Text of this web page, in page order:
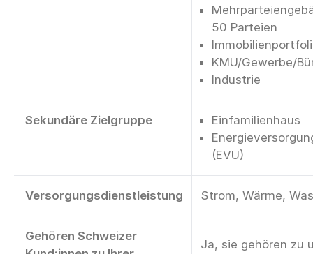
50 Parteien
KMU/Gewerbe/
Industrie
Sekundäre Zielgruppe
Einfamilienhaus
(EVU)
Versorgungsdienstleistung Strom, Wärme,
Gehören Schweizer
Ja, sie gehören zu